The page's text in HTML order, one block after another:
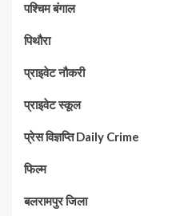
पश्चिम बंगाल
पिथौरा
प्राइवेट नौकरी
प्राइवेट स्कूल
प्रेस विज्ञप्ति Daily Crime
फिल्म
बलरामपुर जिला